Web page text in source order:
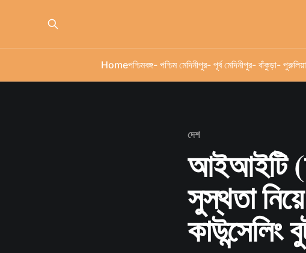
Homeপশ্চিমবঙ্গ- পশ্চিম মেদিনীপুর- পূর্ব মেদিনীপুর- বাঁকুড়া- পুরুলিয়া
দেশ
আইআইটি
সুস্থতা
কাউন্সেলিং